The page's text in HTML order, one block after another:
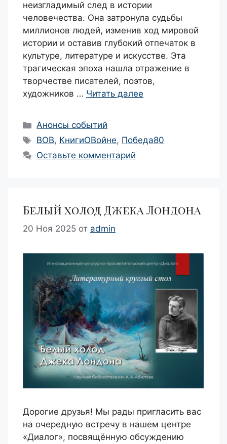
неизгладимый след в истории
человечества. Она затронула судьбы
миллионов людей, изменив ход мировой
истории и оставив глубокий отпечаток в
культуре, литературе и искусстве. Эта
трагическая эпоха нашла отражение в
творчестве писателей, поэтов,
художников … Читать далее
Рубрики
Анонсы событий
Метки
ВОВ, КнигиОВойне, Победа80
Оставьте комментарий
Белый холод Джека Лондона
20 Ноя 2025 от admin
Дорогие друзья! Мы рады пригласить вас
на очередную встречу в нашем центре
«Диалог», посвящённую обсуждению